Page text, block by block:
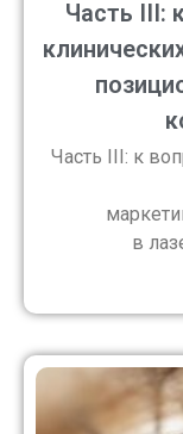
Часть III:
Часть III: к
в